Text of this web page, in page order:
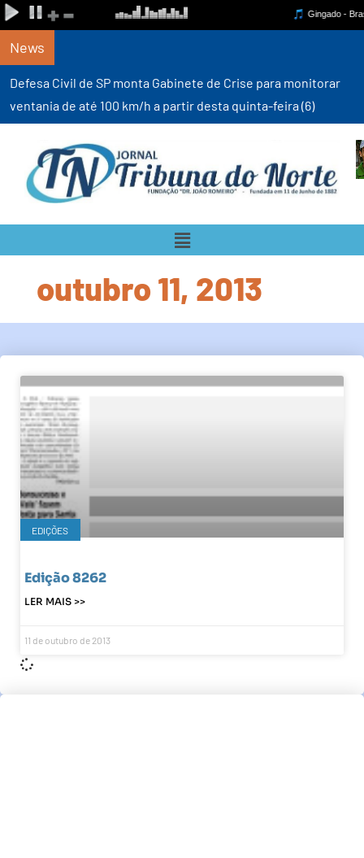
News
Defesa Civil de SP monta Gabinete de Crise para monitorar
ventania de até 100 km/h a partir desta quinta-feira (6)
outubro 11, 2013
EDIÇÕES
Edição 8262
LER MAIS >>
11 de outubro de 2013